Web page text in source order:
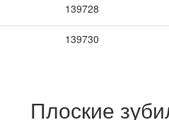
139728
139730
Плоские